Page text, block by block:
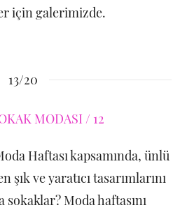
için galerimizde.
13/20
Haftası kapsamında, ünlü
ve yaratıcı tasarımlarını
Moda haftasını